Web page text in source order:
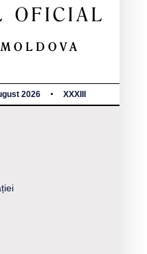
2026 XXXIII